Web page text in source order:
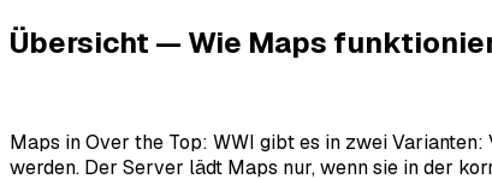
Übersicht — Wie Maps
Maps in Over the Top: WWI gibt es in zwei
werden. Der Server lädt Maps nur, wenn sie in der